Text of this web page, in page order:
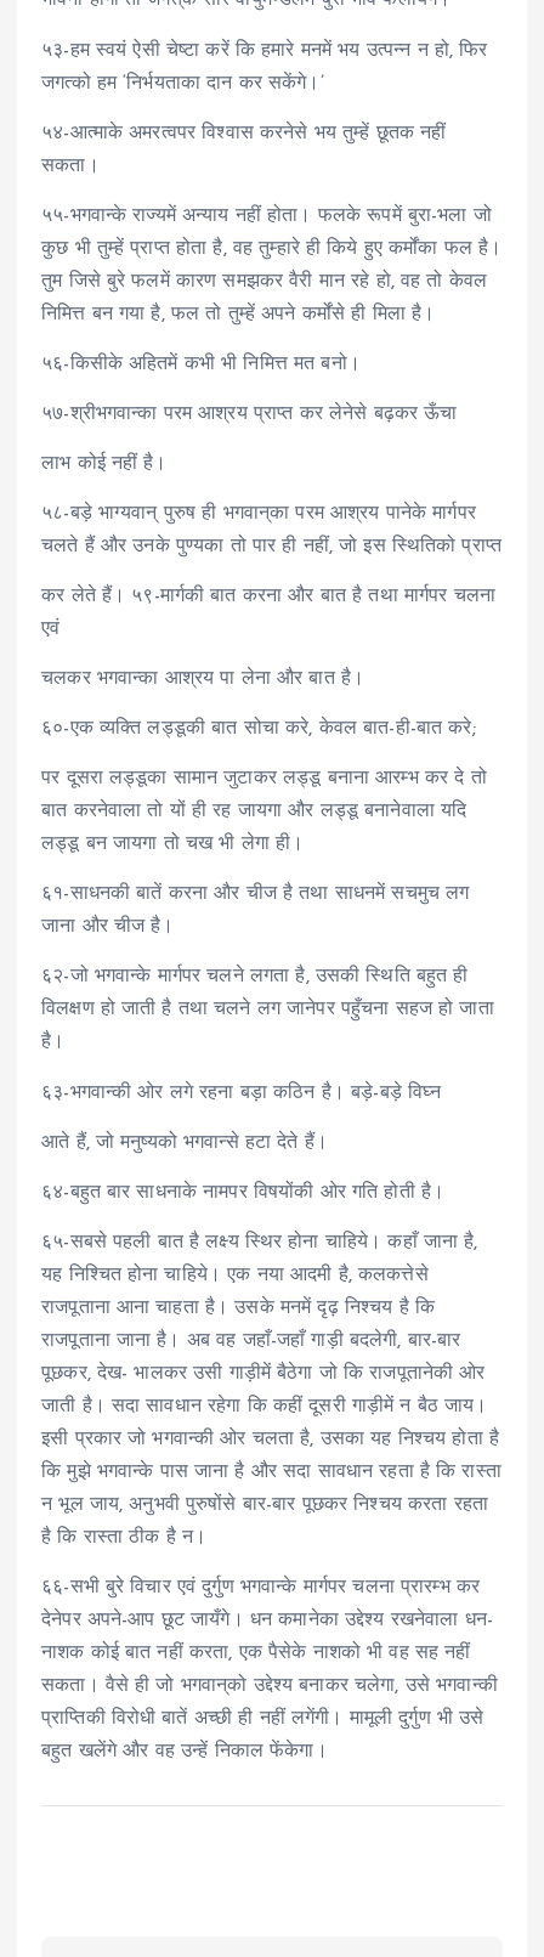
५३-हम स्वयं ऐसी चेष्टा करें कि हमारे मनमें भय उत्पन्न न हो, फिर
जगत्को हम ‘निर्भयताका दान कर सकेंगे।’
५४-आत्माके अमरत्वपर विश्वास करनेसे भय तुम्हें छूतक नहीं
सकता।
५५-भगवान्के राज्यमें अन्याय नहीं होता। फलके रूपमें बुरा-भला जो
कुछ भी तुम्हें प्राप्त होता है, वह तुम्हारे ही किये हुए कर्मोंका फल है।
तुम जिसे बुरे फलमें कारण समझकर वैरी मान रहे हो, वह तो केवल
निमित्त बन गया है, फल तो तुम्हें अपने कर्मोंसे ही मिला है।
५६-किसीके अहितमें कभी भी निमित्त मत बनो।
५७-श्रीभगवान्का परम आश्रय प्राप्त कर लेनेसे बढ़कर ऊँचा
लाभ कोई नहीं है।
५८-बड़े भाग्यवान् पुरुष ही भगवान्‌का परम आश्रय पानेके मार्गपर
चलते हैं और उनके पुण्यका तो पार ही नहीं, जो इस स्थितिको प्राप्त
कर लेते हैं। ५९-मार्गकी बात करना और बात है तथा मार्गपर चलना
एवं
चलकर भगवान्का आश्रय पा लेना और बात है।
६०-एक व्यक्ति लड्डूकी बात सोचा करे, केवल बात-ही-बात करे;
पर दूसरा लड्डूका सामान जुटाकर लड्डू बनाना आरम्भ कर दे तो
बात करनेवाला तो यों ही रह जायगा और लड्डू बनानेवाला यदि
लड्डू बन जायगा तो चख भी लेगा ही।
६१-साधनकी बातें करना और चीज है तथा साधनमें सचमुच लग
जाना और चीज है।
६२-जो भगवान्के मार्गपर चलने लगता है, उसकी स्थिति बहुत ही
विलक्षण हो जाती है तथा चलने लग जानेपर पहुँचना सहज हो जाता
है।
६३-भगवान्की ओर लगे रहना बड़ा कठिन है। बड़े-बड़े विघ्न
आते हैं, जो मनुष्यको भगवान्से हटा देते हैं।
६४-बहुत बार साधनाके नामपर विषयोंकी ओर गति होती है।
६५-सबसे पहली बात है लक्ष्य स्थिर होना चाहिये। कहाँ जाना है,
यह निश्चित होना चाहिये। एक नया आदमी है, कलकत्तेसे
राजपूताना आना चाहता है। उसके मनमें दृढ़ निश्चय है कि
राजपूताना जाना है। अब वह जहाँ-जहाँ गाड़ी बदलेगी, बार-बार
पूछकर, देख- भालकर उसी गाड़ीमें बैठेगा जो कि राजपूतानेकी ओर
जाती है। सदा सावधान रहेगा कि कहीं दूसरी गाड़ीमें न बैठ जाय।
इसी प्रकार जो भगवान्की ओर चलता है, उसका यह निश्चय होता है
कि मुझे भगवान्के पास जाना है और सदा सावधान रहता है कि रास्ता
न भूल जाय, अनुभवी पुरुषोंसे बार-बार पूछकर निश्चय करता रहता
है कि रास्ता ठीक है न।
६६-सभी बुरे विचार एवं दुर्गुण भगवान्के मार्गपर चलना प्रारम्भ कर
देनेपर अपने-आप छूट जायँगे। धन कमानेका उद्देश्य रखनेवाला धन-
नाशक कोई बात नहीं करता, एक पैसेके नाशको भी वह सह नहीं
सकता। वैसे ही जो भगवान्‌को उद्देश्य बनाकर चलेगा, उसे भगवान्की
प्राप्तिकी विरोधी बातें अच्छी ही नहीं लगेंगी। मामूली दुर्गुण भी उसे
बहुत खलेंगे और वह उन्हें निकाल फेंकेगा।